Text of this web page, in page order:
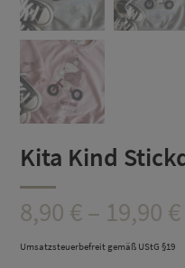
Kita Kind
8,90 €– 19,90 €
Umsatzsteuerbefreit gemäß UStG §19